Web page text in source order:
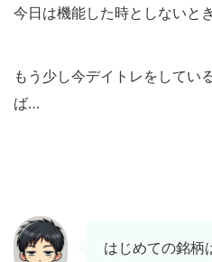
今日は機能した時としないと
もう少し今デイトレをしてい
ば…
はじめての銘柄